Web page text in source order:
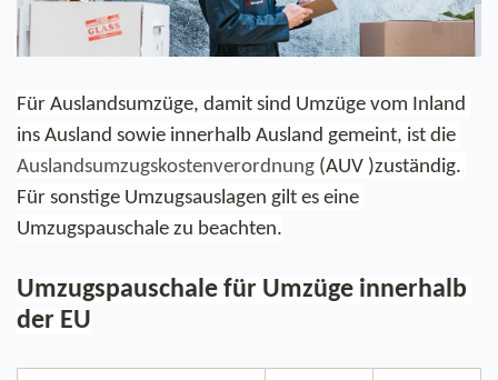
Für Auslandsumzüge, damit sind Umzüge vom Inland
Auslandsumzugskostenverordnung (AUV )zuständig.
Für sonstige Umzugsauslagen gilt es eine
Umzugspauschale zu beachten.
Umzugspauschale für Umzüge innerhalb
der EU